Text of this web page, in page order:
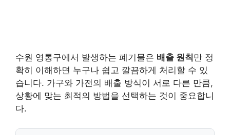
수원 영통구에서 발생하는 폐기물은 배출 원칙만 정
확히 이해하면 누구나 쉽고 깔끔하게 처리할 수 있
습니다. 가구와 가전의 배출 방식이 서로 다른 만큼,
상황에 맞는 최적의 방법을 선택하는 것이 중요합니
다.